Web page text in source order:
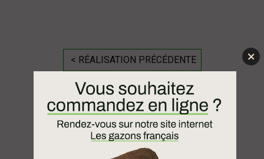
< RÉALISATION PRÉCÉDENTE
TOUTES LES RÉALISATIONS
RÉALISATION SUIVANTE >